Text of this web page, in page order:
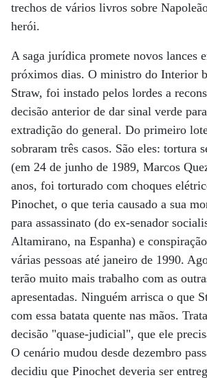
trechos de vários livros sobre
herói.
A saga jurídica promete novos lances
próximos dias. O ministro do Interior
Straw, foi instado pelos lordes a
decisão anterior de dar sinal verde
extradição do general. Do primeiro
sobraram três casos. São eles: tortura
(em 24 de junho de 1989, Marcos
anos, foi torturado com choques
Pinochet, o que teria causado a sua
para assassinato (do ex-senador
Altamirano, na Espanha) e
várias pessoas até janeiro de 1990.
terão muito mais trabalho com as
apresentadas. Ninguém arrisca o que
com essa batata quente nas mãos.
decisão "quase-judicial", que ele
O cenário mudou desde dezembro
decidiu que Pinochet deveria ser